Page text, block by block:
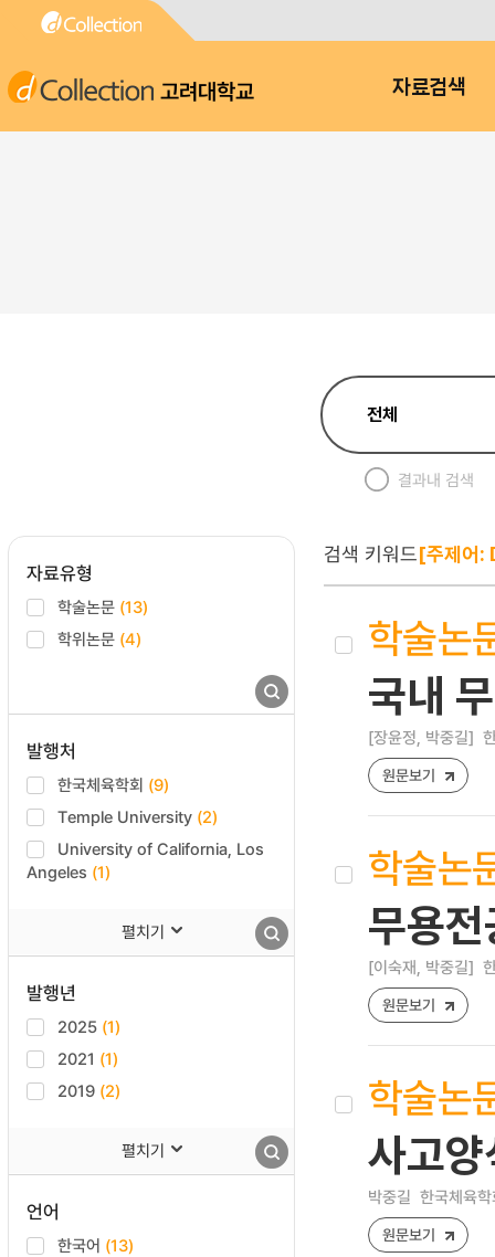
고려대학교 자료검색
결과내 검색
자료유형
학술논문 (13)
학위논문 (4)
발행처
한국체육학회 (9)
Temple University (2)
University of California, Los
Angeles (1)
펼치기
발행년
2025 (1)
2021 (1)
2019 (2)
펼치기
언어
한국어 (13)
검색 키워드[주제어
학술논
국내
[장윤정, 박중길]
원문보기
학술논
무용
[이숙재, 박중길]
원문보기
학술논
사고
박중길 한국체육
원문보기